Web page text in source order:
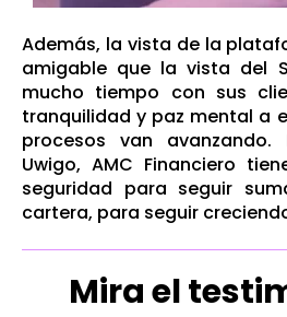
Además, la vista de la
amigable que la vista del
mucho tiempo con sus
tranquilidad y paz mental a
procesos van avanzando.
Uwigo, AMC Financiero
seguridad para seguir
cartera, para seguir
Mira el